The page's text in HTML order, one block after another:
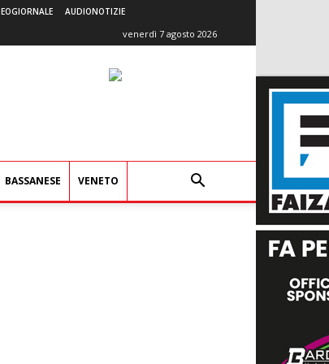
AUDIONOTIZIE
venerdì 7 agosto 2026
BASSANESE VENETO